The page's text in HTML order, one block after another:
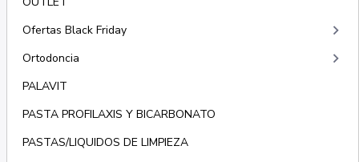
Ofertas Black Friday
keyboard_arrow_right
Ortodoncia keyboard_arrow_right
PALAVIT
PASTA PROFILAXIS Y BICARBONATO
PASTAS/LIQUIDOS DE LIMPIEZA